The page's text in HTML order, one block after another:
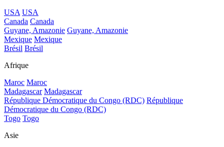
USA USA
Canada Canada
Guyane, Amazonie Guyane, Amazonie
Mexique Mexique
Brésil Brésil
Afrique
Maroc Maroc
Madagascar Madagascar
République Démocratique du Congo (RDC) République
Démocratique du Congo (RDC)
Togo Togo
Asie